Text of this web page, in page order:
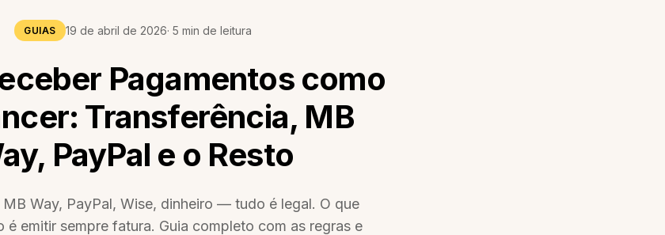
GUIAS 19 de abril de 2026· 5 min de leitura
Pagamentos como
Transferência, MB
PayPal e o Resto
MB Way, PayPal, Wise, dinheiro — tudo é legal. O que
é emitir sempre fatura. Guia completo com as regras e